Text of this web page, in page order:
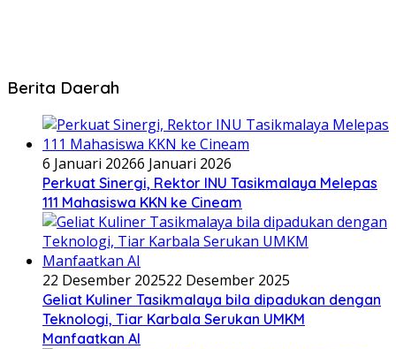
Berita Daerah
6 Januari 20266 Januari 2026
Perkuat Sinergi, Rektor INU Tasikmalaya Melepas
111 Mahasiswa KKN ke Cineam
22 Desember 202522 Desember 2025
Geliat Kuliner Tasikmalaya bila dipadukan dengan
Teknologi, Tiar Karbala Serukan UMKM
Manfaatkan AI